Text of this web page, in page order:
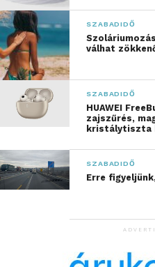
interaktív élmény. Meccs
böngésznek, közösségi
tizenegyesről, vagy
mérkőzés állását figyelik
SZABADIDŐ
válhat
SZABADIDŐ
HUAWEI
zajszűrés,
kristálytiszta
SZABADIDŐ
Erre